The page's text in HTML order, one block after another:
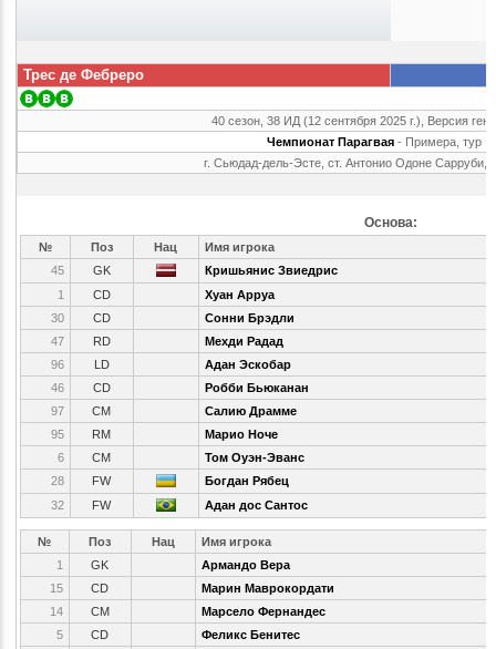
Трес де Фебреро
40 сезон, 38 ИД (12 сентября 2025 г.), Версия
Чемпионат Парагвая - Примера, тур
г. Сьюдад-дель-Эсте, ст. Антонио Одоне Сарруби,
Основа:
№ Поз Нац
Имя игрока
45
GK
Кришьянис Звиедрис
1
CD
Хуан Арруа
30
CD
Сонни Брэдли
47
RD
Мехди Радад
96
LD
Адан Эскобар
46
CD
Робби Бьюканан
97
CM
Салию Драмме
95
RM
Марио Ноче
6
CM
Том Оуэн-Эванс
28
FW
Богдан Рябец
32
FW Адан дос Сантос
№ Поз Нац
Имя игрока
1
GK
Армандо Вера
15
CD
Марин Маврокордати
14
CM
Марсело Фернандес
5
CD
Феликс Бенитес